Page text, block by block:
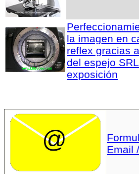
la imagen en
reflex gracias
del espejo
exposición
Email